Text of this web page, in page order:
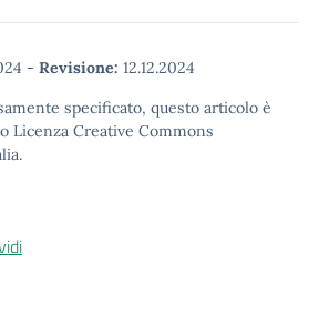
- Revisione: 12.12.2024
specificato, questo articolo è
Licenza Creative Commons